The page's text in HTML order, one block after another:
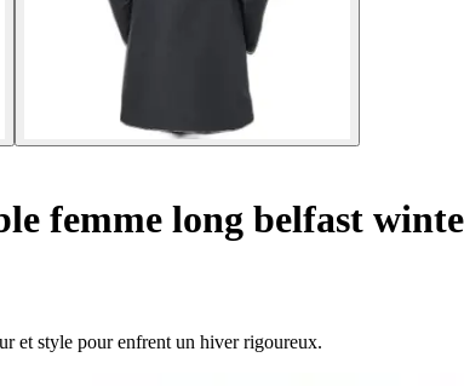
femme long belfast
et style pour enfrent un hiver rigoureux.